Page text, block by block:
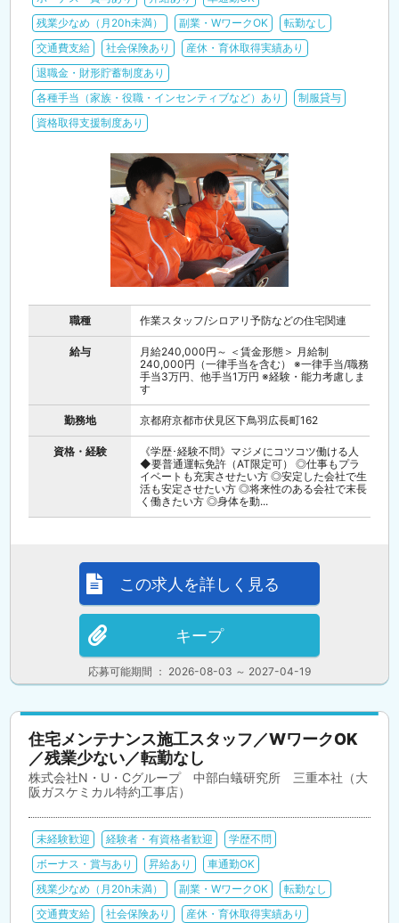
残業少なめ（月20h未満）
副業・WワークOK
転勤なし
交通費支給
社会保険あり
産休・育休取得実績あり
退職金・財形貯蓄制度あり
各種手当（家族・役職・インセンティブなど）あり
制服貸与
資格取得支援制度あり
職種 作業スタッフ/シロアリ予防などの住宅関連
給与
月給240,000円～ ＜賃金形態＞ 月給制
240,000円（一律手当を含む） ※一律手当/職務
手当3万円、他手当1万円 ※経験・能力考慮しま
す
勤務地 京都府京都市伏見区下鳥羽広長町162
資格・経験
《学歴･経験不問》マジメにコツコツ働ける人
◆要普通運転免許（AT限定可） ◎仕事もプラ
イベートも充実させたい方 ◎安定した会社で生
活も安定させたい方 ◎将来性のある会社で末長
く働きたい方 ◎身体を動...
応募可能期間 ： 2026-08-03 ～ 2027-04-19
この求人を詳しく見る
キープ
住宅メンテナンス施工スタッフ／WワークOK
／残業少ない／転勤なし
株式会社N・U・Cグループ 中部白蟻研究所 三重本社（大
阪ガスケミカル特約工事店）
未経験歓迎 経験者・有資格者歓迎
学歴不問
ボーナス・賞与あり
昇給あり
車通勤OK
残業少なめ（月20h未満）
副業・WワークOK
転勤なし
交通費支給
社会保険あり
産休・育休取得実績あり